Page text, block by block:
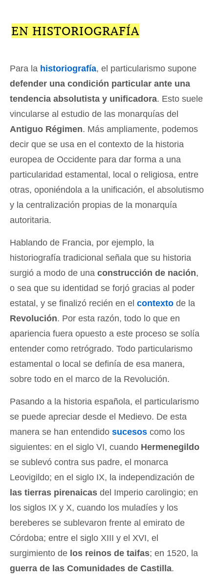
EN HISTORIOGRAFÍA
Para la historiografía, el particularismo supone
defender una condición particular ante una
tendencia absolutista y unificadora. Esto suele
vincularse al estudio de las monarquías del
Antiguo Régimen. Más ampliamente, podemos
decir que se usa en el contexto de la historia
europea de Occidente para dar forma a una
particularidad estamental, local o religiosa, entre
otras, oponiéndola a la unificación, el absolutismo
y la centralización propias de la monarquía
autoritaria.
Hablando de Francia, por ejemplo, la
historiografía tradicional señala que su historia
surgió a modo de una construcción de nación,
o sea que su identidad se forjó gracias al poder
estatal, y se finalizó recién en el contexto de la
Revolución. Por esta razón, todo lo que en
apariencia fuera opuesto a este proceso se solía
entender como retrógrado. Todo particularismo
estamental o local se definía de esa manera,
sobre todo en el marco de la Revolución.
Pasando a la historia española, el particularismo
se puede apreciar desde el Medievo. De esta
manera se han entendido sucesos como los
siguientes: en el siglo VI, cuando Hermenegildo
se sublevó contra sus padre, el monarca
Leovigildo; en el siglo IX, la independización de
las tierras pirenaicas del Imperio carolingio; en
los siglos IX y X, cuando los muladíes y los
bereberes se sublevaron frente al emirato de
Córdoba; entre el siglo XIII y el XVI, el
surgimiento de los reinos de taifas; en 1520, la
guerra de las Comunidades de Castilla.